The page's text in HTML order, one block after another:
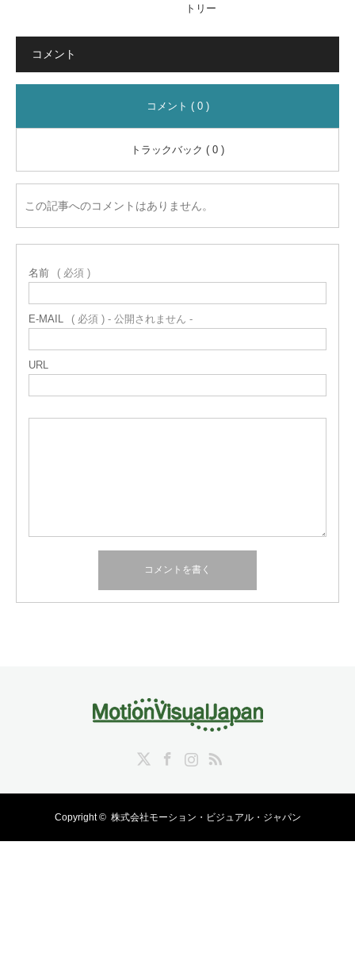
トリー
コメント
コメント ( 0 )
トラックバック ( 0 )
この記事へのコメントはありません。
名前 ( 必須 )
E-MAIL ( 必須 ) - 公開されません -
URL
RSS
Copyright © 株式会社モーション・ビジュアル・ジャパン